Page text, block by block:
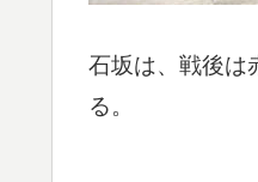
石坂は、戦後は
る。